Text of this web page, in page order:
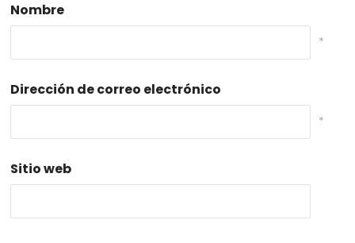
Nombre
*
Dirección de correo electrónico
*
Sitio web